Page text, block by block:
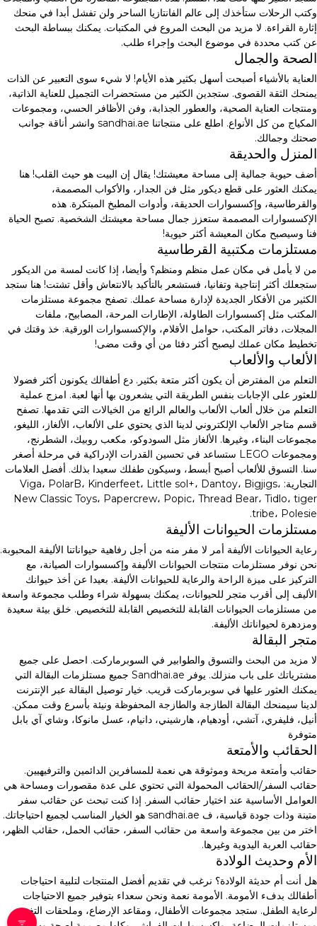
وكتب الرحلات ستأخذك إلى عالم الفانتازيا الساحر ولن تفشل أبدا في منحك
إثارة القراءة. لا مزيد من البحث المروع في المكتبات. يمكنك ببساطة البحث
عن كتب محددة في موضوع البحث وإجراء طلب.
الصحة والجمال
العناية بالأشياء أصبحت أسهل بكثير هذه الأيام! لا شيء سوى التعبير عن الذات
يمنحك الثقة القصوى. ستجدين الكثير من مستحضرات التجميل للعناية الذاتية،
ومنتجات العناية الصحية، والعطور الجذابة، وفن الأظافر الحسي، ومجموعات
المكياج من كل الأنواع. اطلع على منتجاتنا sandhai.ae وانشر أناقة جوانب
صحتك وجمالك.
المنزل والحديقة
أضف حيوية جمالية إلى مساحة معيشتك! يقال إن البيت هو حيث القلب! هنا
يمكنك العثور على قطع ديكور مثل فن الجدار، والأكواب المصممة،
والقرطاسية، وإكسسوارات الحديقة، وأدوات المطبخ المبتكرة. هذه
الإكسسوارات المصممة ستعزز جمال مساحة معيشتك الشخصية. تصبح الحياة
فنا وسيصبح مكان المعيشة أكثر حيوية!
مستلزمات مكتبية القرطاسية
من لا يأمل في مكان عمل منظم ومنظم؟ وأيضا، إذا كانت لمسة من الديكور
ستجعلك أكثر إنتاجية وتفانيا، فستشعر بالتأكيد بالانتعاش وأقل تشتت! هنا ستجد
الكثير من الأفكار الجديدة لإدارة مساحة عملك. تصفح مجموعة مستلزمات
المكتب مثل إكسسوارات الطاولة، الإطارات المرحة، المصابيح، ملفات
المجلات، دفاتر المكتب، حوامل الأقلام، والإكسسوارات الورقية. خذ وقتك في
تخطيط مكان عملك ليصبح أكثر دفئا من أي وقت مضى!
الألعاب والألعاب
التعلم من المفترض أن يكون أكثر متعة بكثير. دع أطفالك يكونون أكثر فضولا
للعثور على الإجابات بنفس الطريقة التي يشعرون بها أنها لعبة. امزج عملية
التعلم من خلال ألعاب الألعاب والعالم الرائع من الخيالات التي تقدمها. تصفح
قسم متاجر الألعاب الإلكتروني لدينا الذي يحتوي على الألعاب، الألغاز، الليغو،
مجموعات البناء، وغيرها. الألغاز مثل السودوكو، مكعب روبيك، الشطرنج،
ومجموعات LEGO ستساعد في تحسين القدرات الإدراكية في مرحلة أصغر
سنا. التسوق للألعاب أصبح أبسط، وسيكون طفلك سعيدا بذلك. أفضل العلامات
التجارية: Viga، PolarB، Kinderfeet، Little sol+، Dantoy، Bigjigs،
New Classic Toys، Papercrew، Popic، Thread Bear، Tidlo، tiger
tribe، Polesie.
مستلزمات الحيوانات الأليفة
رعاية الحيوانات الأليفة أمر لا مفر منه من أجل رفاهية حيواناتنا الأليفة المحبوبة.
نحن نوفر مستلزمات منتجات الحيوانات الأليفة وإكسسوارات الصيانة، مع
التركيز على ميزة الراحة والرعاية للحيوانات الأليفة. بعيدا عن أخذ حيوانك
الأليف إلى أقرب متجر للحيوانات، يمكنك بسهولة شراء وطلب مجموعة واسعة
من مستلزمات الحيوانات القابلة للتخصيص القابلة للتخصيص. خلق بيئة سعيدة
ومزدهرة لحيواناتك الأليفة.
متجر البقالة
لا مزيد من البحث والتسوق والطوابير في السوبرماركت. احصل على جميع
مشترياتك على باب منزلك. يوفر Sandhai.ae جميع مستلزمات البقالة التي
يمكنك العثور عليها في سوبرماركت قريب. خيار توصيل البقالة عبر الإنترنت
لدينا سيمنحك البقالة الطازجة والطازجة المحفوظة ونيئة بأسرع وقت ممكن.
أنيل، فليفري، آتشي، أودهيام، هارشيني، دانيام، عسل مانوكا، وشاي آي بابل
متوفرة
الحقائب والأمتعة
حقائب وأمتعة مريحة وموثوقة هي نعمة للمسافرين الدائمين والترفيهيين.
حقائب السفر/الحقائب المحمولة التي تحتوي على عدة مقصورات ومساحة هي
العوامل الأساسية عند اختيار حقائب السفر. إذا كنت تبحث عن حقائب سفر
متينة وذات جودة قياسية، ف sandhai.ae هو الخيار المناسب لجميع احتياجاتك.
اختر من بين مجموعة واسعة من حقائب السفر، حقائب الحمل، حقائب الظهر،
حقائب العربة اليدوية وغيرها.
الأم وحديث الولادة
هل أنت أم حديثة الولادة؟ نرغب في تقديم أفضل المنتجات لتلبية احتياجات
أطفالك بدفء الأمومة. الأمومة نعمة ونحن سعداء بتوفير جميع الاحتياجات
لرعاية الطفل. ستجد مجموعات الأطفال، ومقاعد الإرضاع، وملحقات التغذية،